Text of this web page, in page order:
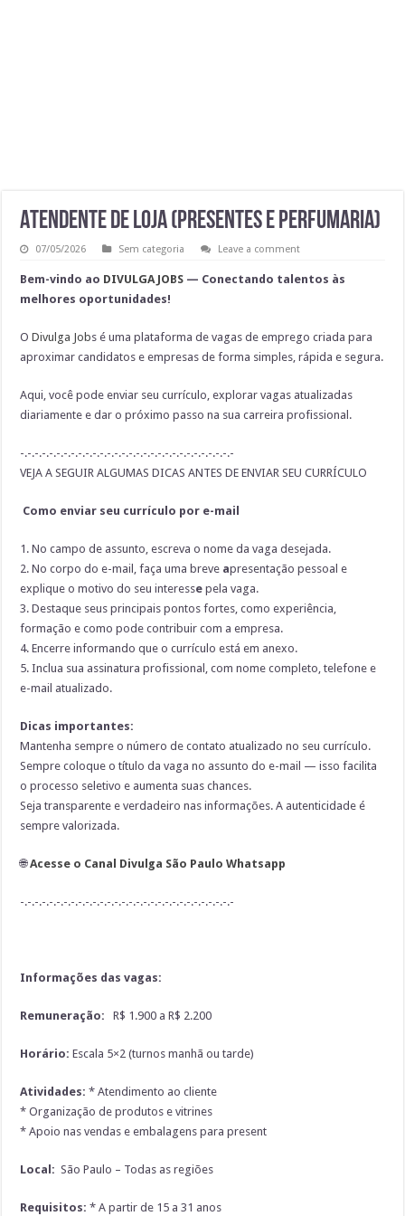
Atendente de Loja (Presentes e Perfumaria)
07/05/2026 Sem categoria Leave a comment
Bem-vindo ao DIVULGA JOBS — Conectando talentos às
melhores oportunidades!
ODivulga Jobs é uma plataforma de vagas de emprego criada para
aproximar candidatos e empresas de forma simples, rápida e segura.
Aqui, você podeenviar seu currículo, explorar vagas atualizadas
diariamente edar o próximo passo na sua carreira profissional .
-.-.-.-.-.-.-.-.-.-.-.-.-.-.-.-.-.-.-.-.-.-.-.-.-.-.-.-.-.-
VEJA A SEGUIR ALGUMAS DICAS ANTES DE ENVIAR SEU CURRÍCULO
Como enviar seu currículo por e-mail
1. No campo de assunto, escreva o nome da vaga desejada.
2. No corpo do e-mail, faça uma breve apresentação pessoal e
explique o motivo do seu interesse pela vaga.
3. Destaque seusprincipais pontos fortes, como experiência,
formação e como pode contribuir com a empresa.
4. Encerre informando que ocurrículo está em anexo.
5. Inclua sua assinatura profissional , com nome completo, telefone e
e-mail atualizado.
Dicas importantes:
Mantenha sempre o número de contato atualizado no seu currículo.
Sempre coloque o título da vaga no assunto do e-mail — isso facilita
o processo seletivo e aumenta suas chances.
Seja transparente e verdadeiro nas informações. A autenticidade é
sempre valorizada.
🌐Acesse o Canal Divulga São Paulo Whatsapp
-.-.-.-.-.-.-.-.-.-.-.-.-.-.-.-.-.-.-.-.-.-.-.-.-.-.-.-.-.-
Informações das vagas:
Remuneração:R$ 1.900 a R$ 2.200
Horário:Escala 5×2 (turnos manhã ou tarde)
Atividades: * Atendimento ao cliente
* Organização de produtos e vitrines
* Apoio nas vendas e embalagens para present
Local:São Paulo – Todas as regiões
Requisitos:* A partir de 15 a 31 anos